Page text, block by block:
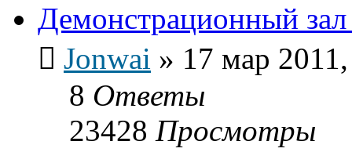
Демонстрационный
Jonwai » 17 мар
8 Ответы
23428 Просмотры